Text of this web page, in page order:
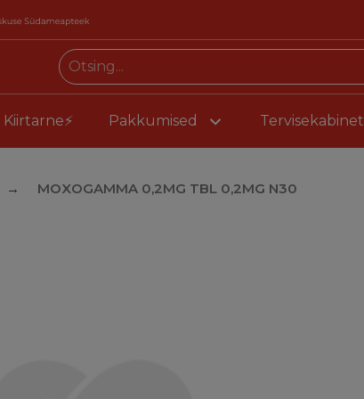
Kiirtarne⚡ Pakkumised Tervisekabinet
MOXOGAMMA 0,2MG TBL 0,2MG N30